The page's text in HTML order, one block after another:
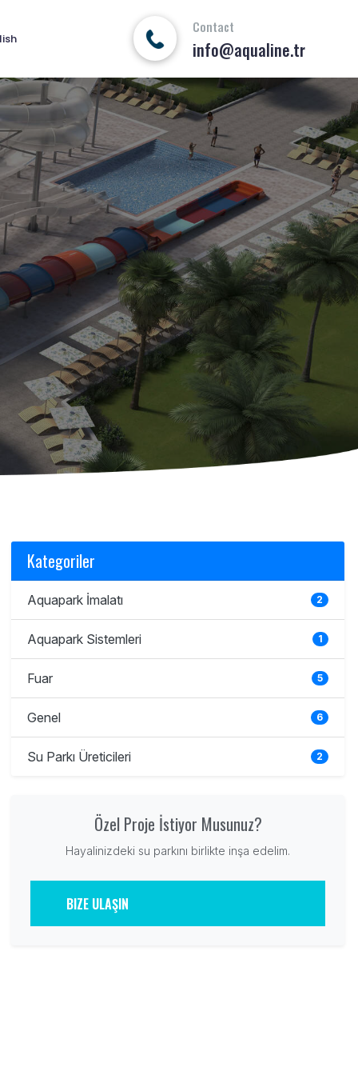
Contact
info@aqualine.tr
Kategoriler
Aquapark İmalatı 2
Aquapark Sistemleri 1
Fuar 5
Genel 6
Su Parkı Üreticileri 2
Özel Proje İstiyor Musunuz?
Hayalinizdeki su parkını birlikte inşa edelim.
BIZE ULAŞIN